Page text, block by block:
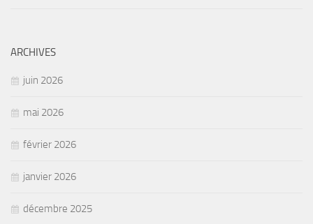
ARCHIVES
juin 2026
mai 2026
février 2026
janvier 2026
décembre 2025